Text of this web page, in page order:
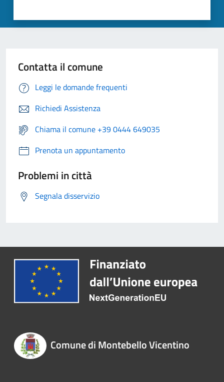
Contatta il comune
Leggi le domande frequenti
Richiedi Assistenza
Chiama il comune +39 0444 649035
Prenota un appuntamento
Problemi in città
Segnala disservizio
Comune di Montebello Vicentino